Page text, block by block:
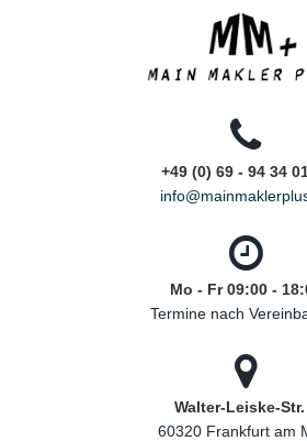
+49 (0) 69 - 94 34
Mo - Fr 09:00 -
Termine nach
Walter-Leiske-Str.
60320 Frankfurt am